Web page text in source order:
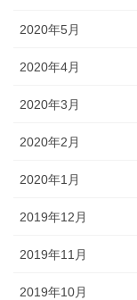
2020年5月
2020年4月
2020年3月
2020年2月
2020年1月
2019年12月
2019年11月
2019年10月